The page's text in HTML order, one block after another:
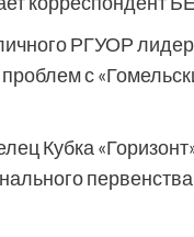
РГУОР
с
Кубка